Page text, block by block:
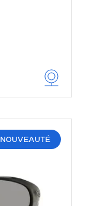
NOUVEAUTÉ